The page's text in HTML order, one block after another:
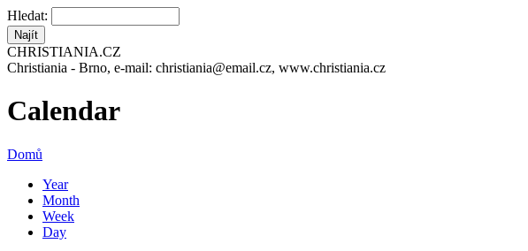
Hledat:
CHRISTIANIA.CZ
Christiania - Brno, e-mail: christiania@email.cz, www.christiania.cz
Calendar
Domů
Year
Month
Week
Day